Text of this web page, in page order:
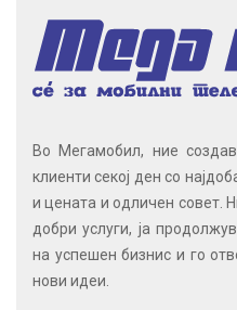
Во Мегамобил, ние
клиенти секој ден со
и цената и одличен совет.
добри услуги, ја
на успешен бизнис и го
нови идеи.